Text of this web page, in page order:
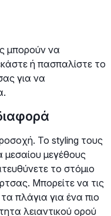
μπορούν να
ή πασπαλίστε το
για να
Το styling τους
μεσαίου μεγέθους
το στόμιο
Μπορείτε να τις
πλάγια για ένα πιο
λειαντικού ορού